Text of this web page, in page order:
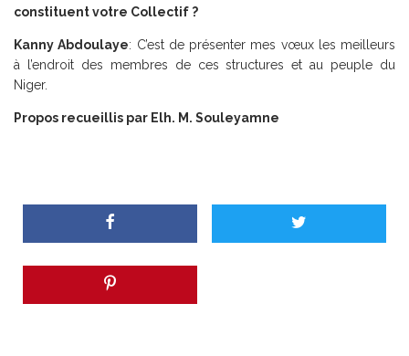
constituent votre Collectif ?
Kanny Abdoulaye: C’est de présenter mes vœux les meilleurs
à l’endroit des membres de ces structures et au peuple du
Niger.
Propos recueillis par Elh. M. Souleyamne